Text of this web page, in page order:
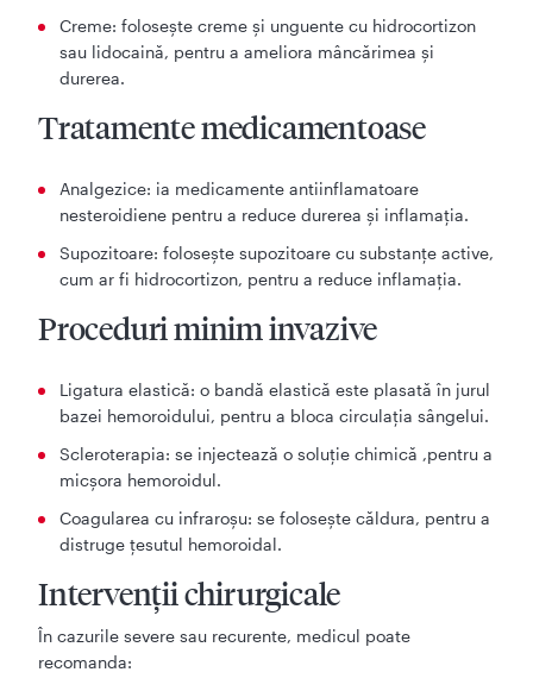
Creme: folosește creme și unguente cu hidrocortizon
sau lidocaină, pentru a ameliora mâncărimea și
durerea.
Tratamente medicamentoase
Analgezice: ia medicamente antiinflamatoare
nesteroidiene pentru a reduce durerea și inflamația.
Supozitoare: folosește supozitoare cu substanțe active,
cum ar fi hidrocortizon, pentru a reduce inflamația.
Proceduri minim invazive
Ligatura elastică: o bandă elastică este plasată în jurul
bazei hemoroidului, pentru a bloca circulația sângelui.
Scleroterapia: se injectează o soluție chimică ,pentru a
micșora hemoroidul.
Coagularea cu infraroșu: se folosește căldura, pentru a
distruge țesutul hemoroidal.
Intervenții chirurgicale
În cazurile severe sau recurente, medicul poate
recomanda: